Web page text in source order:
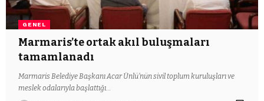
GENEL
Marmaris’te ortak akıl buluşmaları
tamamlanadı
Marmaris Belediye Başkanı Acar Ünlü’nün sivil toplum kuruluşları ve
meslek odalarıyla başlattığı…